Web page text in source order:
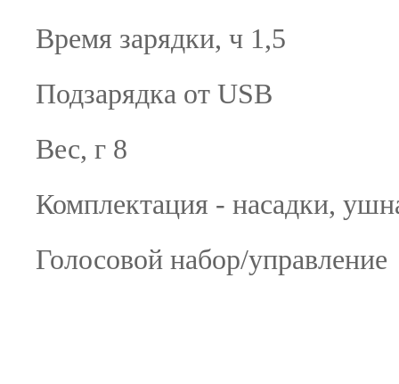
Время зарядки, ч 1,5
Подзарядка от USB
Вес, г 8
Комплектация - насадки,
Голосовой набор/управление